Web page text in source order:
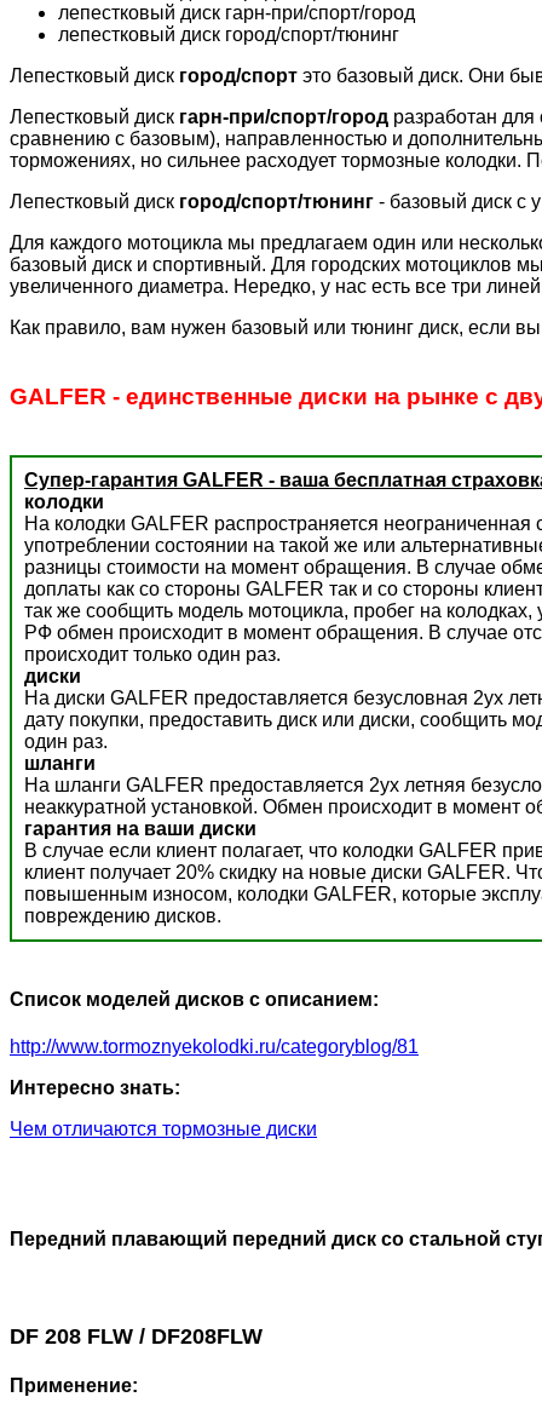
лепестковый диск гарн-при/спорт/город
лепестковый диск город/спорт/тюнинг
Лепестковый диск город/спорт это базовый диск. Они
Лепестковый диск гарн-при/спорт/город разработан
сравнению с базовым), направленностью и
торможениях, но сильнее расходует тормозные колодки.
Лепестковый диск город/спорт/тюнинг - базовый диск с
Для каждого мотоцикла мы предлагаем один или
базовый диск и спортивный. Для городских мотоциклов
увеличенного диаметра. Нередко, у нас есть все три
Как правило, вам нужен базовый или тюнинг диск, если
GALFER - единственные диски на рынке с
Супер-гарантия GALFER - ваша бесплатная
колодки
На колодки GALFER распространяется
употреблении состоянии на такой же или
разницы стоимости на момент обращения. В случае
доплаты как со стороны GALFER так и со стороны
так же сообщить модель мотоцикла, пробег на
РФ обмен происходит в момент обращения. В случае
происходит только один раз.
диски
На диски GALFER предоставляется безусловная 2ух
дату покупки, предоставить диск или диски, сообщить
один раз.
шланги
На шланги GALFER предоставляется 2ух летняя
неаккуратной установкой. Обмен происходит в момент
гарантия на ваши диски
В случае если клиент полагает, что колодки GALFER
клиент получает 20% скидку на новые диски GALFER.
повышенным износом, колодки GALFER, которые
повреждению дисков.
Список моделей дисков с описанием:
http://www.tormoznyekolodki.ru/categoryblog/81
Интересно знать:
Чем отличаются тормозные диски
Передний плавающий передний диск со стальной
DF 208 FLW / DF208FLW
Применение: